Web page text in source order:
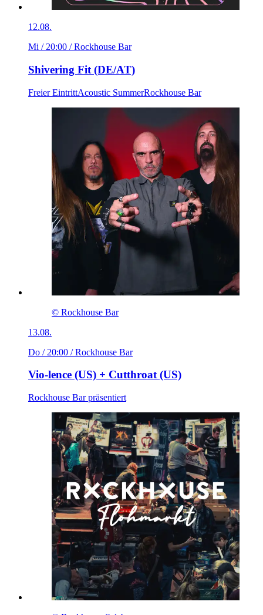
12.08.
Mi / 20:00 / Rockhouse Bar
Shivering Fit (DE/AT)
Freier EintrittAcoustic SummerRockhouse Bar
© Rockhouse Bar
13.08.
Do / 20:00 / Rockhouse Bar
Vio-lence (US) + Cutthroat (US)
Rockhouse Bar präsentiert